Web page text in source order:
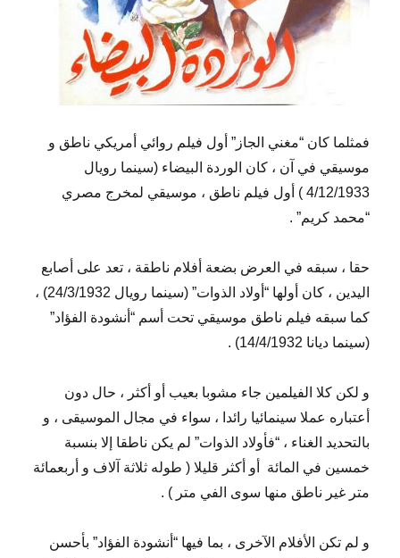
فمثلما كان “مغني الجاز” أول فيلم روائي أمريكي ناطق و
موسيقي في آن ، كان الوردة البيضاء (سينما رويال
4/12/1933 ) أول فيلم ناطق ، موسيقي لمخرج مصري
“محمد كريم” .
حقا ، سبقه في العرض بضعة أفلام ناطقة ، تعد على أصابع
اليدين ، كان أولها “أولاد الذوات” (سينما رويال 24/3/1932) ،
كما سبقه فيلم ناطق موسيقي تحت أسم “أنشودة الفؤاد”
(سينما ديانا 14/4/1932) .
و لكن كلا الفيلمين جاء مشوبا بعيب أو أكثر ، حال دون
أعتباره عملا سينمائيا رائدا ، سواء في مجال الموسيقى ، و
بالتحديد الغناء ، “فأولاد الذوات” لم يكن ناطقا إلا بنسبة
خمسين في المائة
أو أكثر قليلا ( طوله ثلاثة آلاف و أربعمائة
متر غير ناطق منها سوى الفي متر ) .
و لم تكن الأفلام الآخرى ، بما فيها “أنشودة الفؤاد” بأحسن